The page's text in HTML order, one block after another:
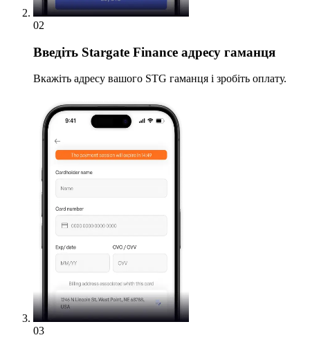
02
Введіть Stargate Finance адресу гаманця
Вкажіть адресу вашого STG гаманця і зробіть оплату.
03